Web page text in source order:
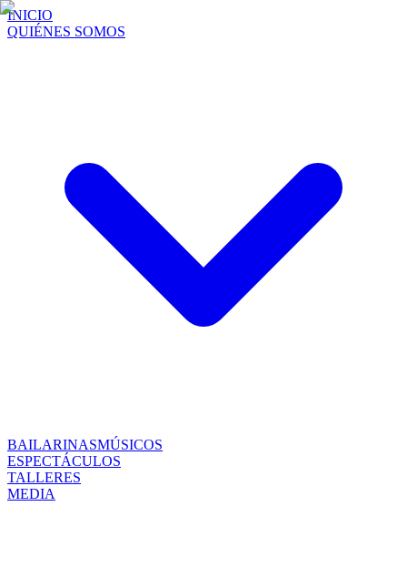
INICIO
QUIÉNES SOMOS
BAILARINASMÚSICOS
ESPECTÁCULOS
TALLERES
MEDIA